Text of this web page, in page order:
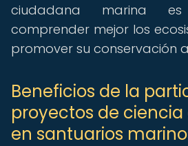
ciudadana marina
comprender mejor los
promover su conservación
Beneficios de la
proyectos de
en santuarios